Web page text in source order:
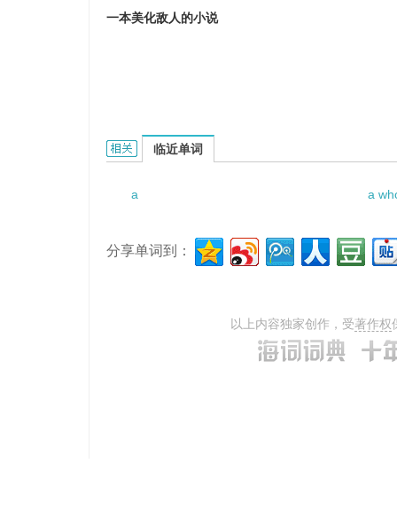
一本美化敌人的小说
a novel prettifying the enemy的相关资料：
临近单词
a a
分享单词到：
以上内容独家创作，受著作权